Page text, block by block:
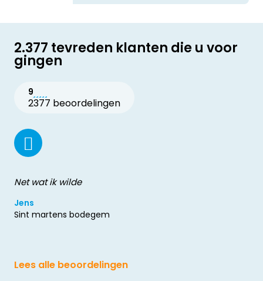
2.377 tevreden klanten die u voor
gingen
9
2377 beoordelingen
Net wat ik wilde
Jens
Sint martens bodegem
Lees alle beoordelingen